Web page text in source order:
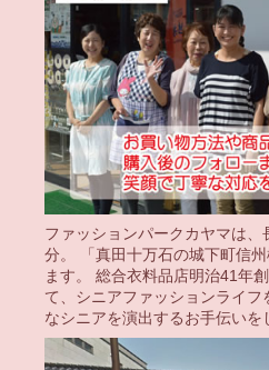
ファッションパークカヤマは、
分。 「真田十万石の城下町信
ます。 総合衣料品店明治41年
て、シニアファッションライ
なシニアを演出するお手伝いを